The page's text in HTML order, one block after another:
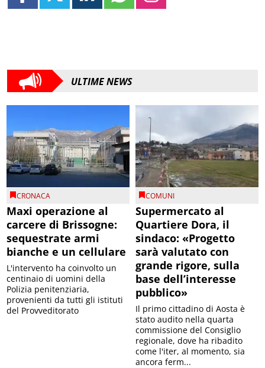
ULTIME NEWS
CRONACA
Maxi operazione al
carcere di Brissogne:
sequestrate armi
bianche e un cellulare
L'intervento ha coinvolto un
centinaio di uomini della
Polizia penitenziaria,
provenienti da tutti gli istituti
del Provveditorato
COMUNI
Supermercato al
Quartiere Dora, il
sindaco: «Progetto
sarà valutato con
grande rigore, sulla
base dell’interesse
pubblico»
Il primo cittadino di Aosta è
stato audito nella quarta
commissione del Consiglio
regionale, dove ha ribadito
come l'iter, al momento, sia
ancora ferm...